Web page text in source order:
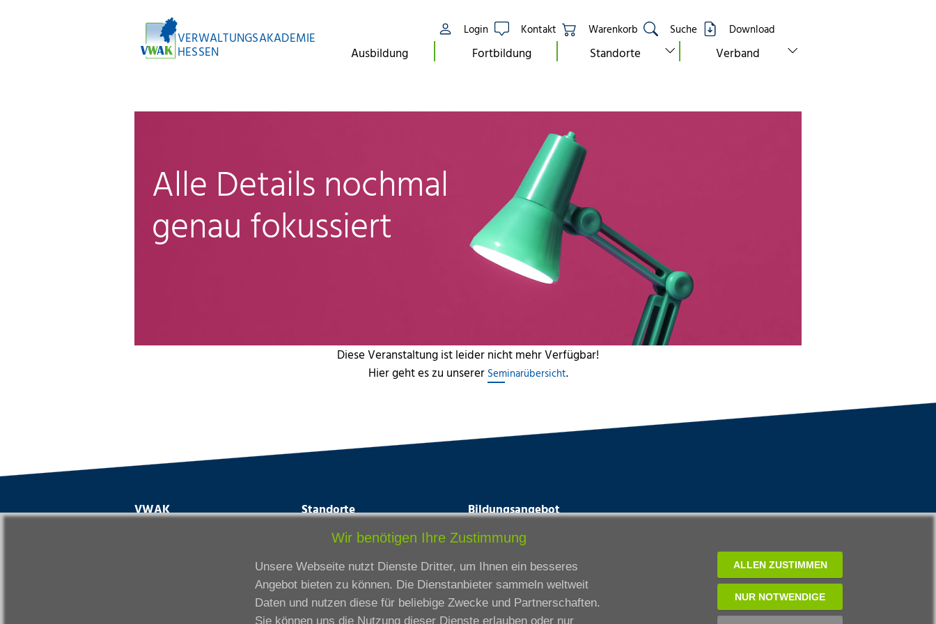
VERWALTUNGSAKADEMIE
HESSEN
Login Kontakt Warenkorb Suche Download
Ausbildung Fortbildung Standorte show submenu for “standorte”
Verband show submenu for “verband”
Alle Details nochmal
genau fokussiert
Diese Veranstaltung ist leider nicht mehr Verfügbar!
Hier geht es zu unserer Seminarübersicht.
VWAK Standorte
Darmstadt
Fulda
Gießen
Kassel
Bildungsangebot
Ausbildung
Fortbildung
Wir benötigen Ihre Zustimmung
Unsere Webseite nutzt Dienste Dritter, um Ihnen ein besseres
Angebot bieten zu können. Die Dienstanbieter sammeln weltweit
Daten und nutzen diese für beliebige Zwecke und Partnerschaften.
Sie können uns die Nutzung dieser Dienste erlauben oder nur
ALLEN ZUSTIMMEN
NUR NOTWENDIGE